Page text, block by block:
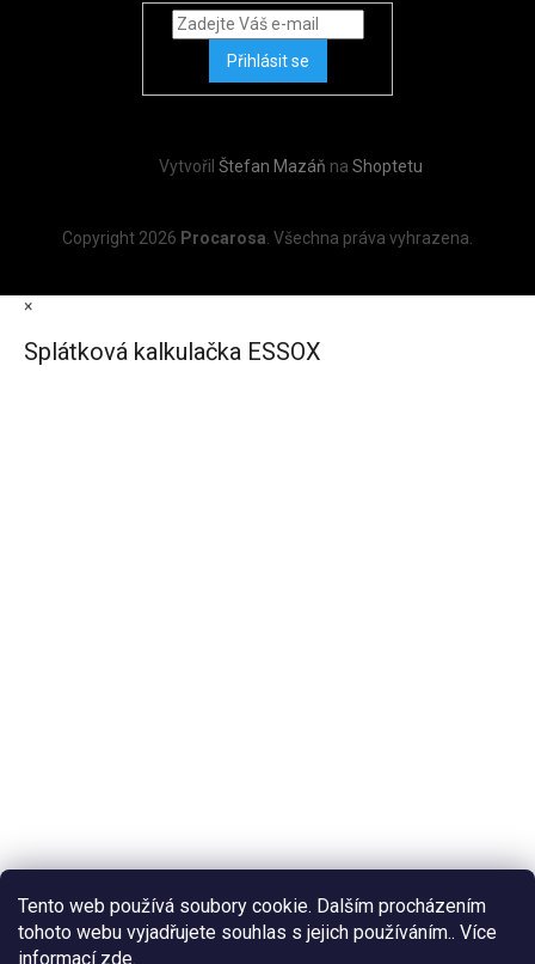
Tento web používá soubory cookie. Dalším procházením
tohoto webu vyjadřujete souhlas s jejich používáním.. Více
informací zde.
Přihlásit se
Vytvořil Štefan Mazáň na Shoptetu
Copyright 2026 Procarosa . Všechna práva vyhrazena.
×
Splátková kalkulačka ESSOX